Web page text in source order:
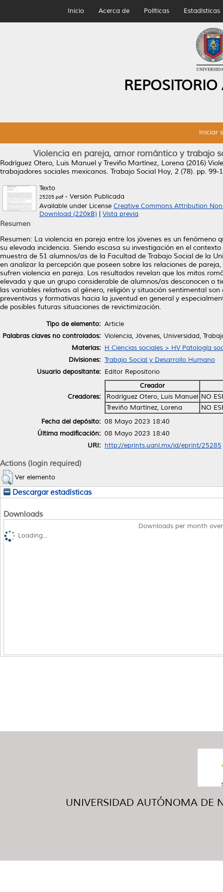
Inicio Acerca de Políticas Estadísticas
Iniciar
Violencia en pareja, amor romántico y trabajo
Rodríguez Otero, Luis Manuel y Treviño Martínez, Lorena (2016)
trabajadores sociales mexicanos. Trabajo Social Hoy, 2 (78). pp. 99-
Texto
25285.pdf- Versión Publicada
Available under License Creative Commons Attribution
Download (220kB)
Vista previa
Resumen
Resumen: La violencia en pareja entre los jóvenes es un fenómeno
su elevada incidencia. Siendo escasa su investigación en el
muestra de 51 alumnos/as de la Facultad de Trabajo Social de la
en analizar la percepción que poseen sobre las relaciones de
sufren violencia en pareja. Los resultados revelan que los mitos
elevada y que un grupo considerable de alumnos/as desconocen o
las variables relativas al género, religión y situación sentimental
preventivas y formativas hacia la juventud en general y
de posibles futuras situaciones de revictimización.
Tipo de elemento: Article
Palabras claves no controlados: Violencia, Jóvenes, Universidad,
Materias: H Ciencias sociales > HV Patología
Divisiones: Trabajo Social y Desarrollo Humano
Usuario depositante: Editor Repositorio
Creadores:
Creador
Rodríguez Otero, Luis Manuel NO
Treviño Martínez, Lorena
NO
Fecha del depósito: 08 Mayo 2023 18:40
Última modificación: 08 Mayo 2023 18:40
URI: http://eprints.uanl.mx/id/eprint/25285
Actions (login required)
Ver elemento
Descargar estadísticas
Downloads
Downloads per month
Loading...
UNIVERSIDAD AUTÓNOMA DE